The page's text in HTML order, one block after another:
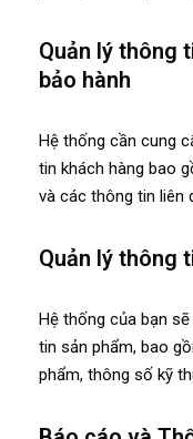
Quản lý thông
bảo hành
Hệ thống cần cung
tin khách hàng bao
và các thông tin liên
Quản lý thông
Hệ thống của bạn
tin sản phẩm, bao
phẩm, thông số kỹ